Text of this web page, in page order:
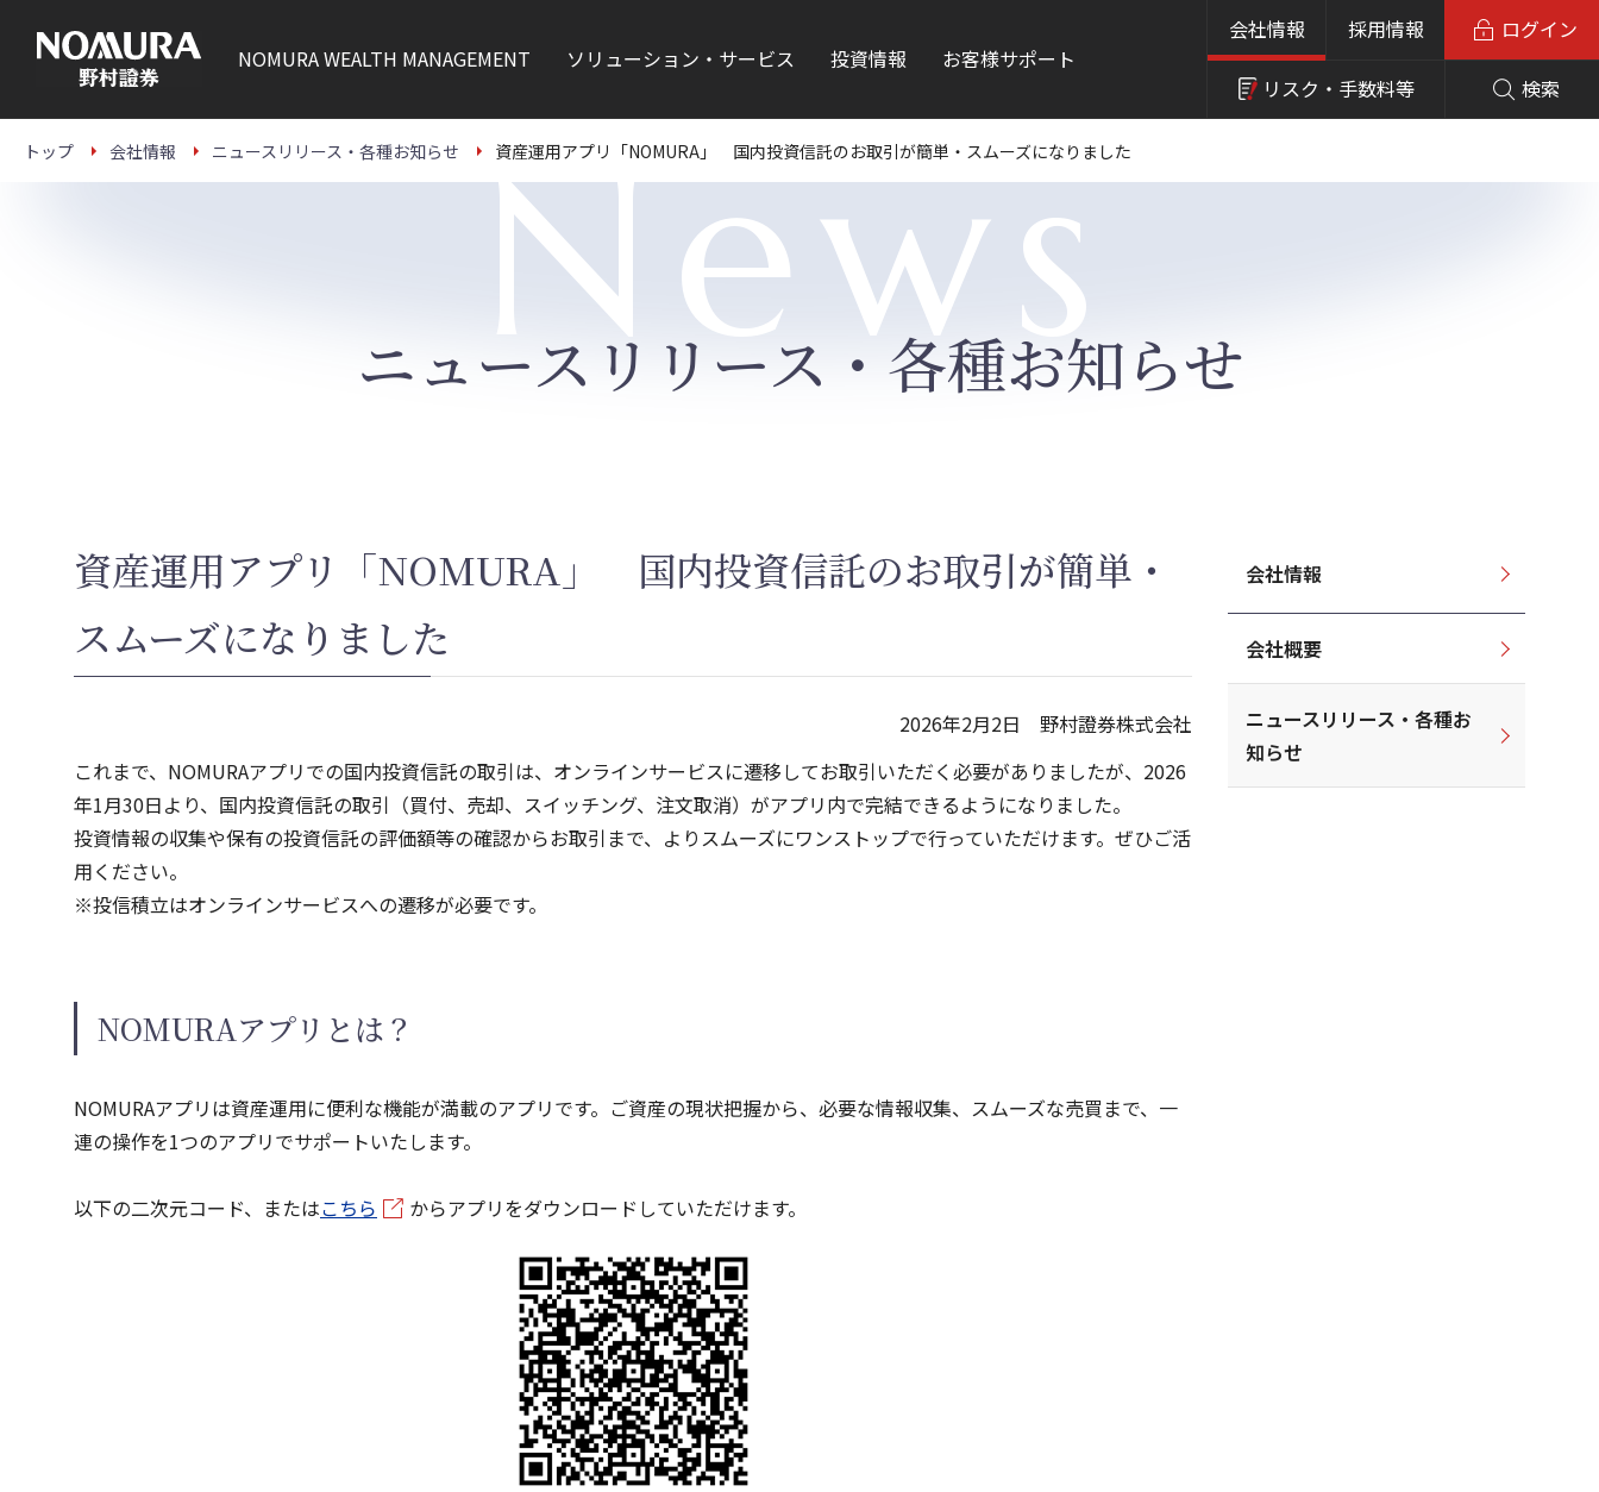
本
NOMURAWEALTH MANAGEMENT ソリューション・サービス 投資情報 お客様サポート
会社情報 採用情報
リスク・ 手数料等 検索
ログイン
トップ 会社情報 ニュースリリース・各種お知らせ 資産運用アプリ「NOMURA」 国内投資信託のお取引が簡単・スムーズになりました
News
ニュースリリース・各種お知らせ
資産運用アプリ「NOMURA」 国内投資信託のお取引が簡単・
スムーズになりました
2026年2月2日 野村證券株式会社
これまで、NOMURAアプリでの国内投資信託の取引は、オンラインサービスに遷移してお取引いただく必要がありましたが、2026
年1月30日より、国内投資信託の取引（買付、売却、スイッチング、注文取消）がアプリ内で完結できるようになりました。
投資情報の収集や保有の投資信託の評価額等の確認からお取引まで、よりスムーズにワンストップで行っていただけます。ぜひご活
用ください。
※投信積立はオンラインサービスへの遷移が必要です。
NOMURAアプリとは？
NOMURAアプリは資産運用に便利な機能が満載のアプリです。ご資産の現状把握から、必要な情報収集、スムーズな売買まで、一
連の操作を1つのアプリでサポートいたします。
以下の二次元コード、またはこちら からアプリをダウンロードしていただけます。
会社情報
会社概要
ニュースリリース・各種お
知らせ